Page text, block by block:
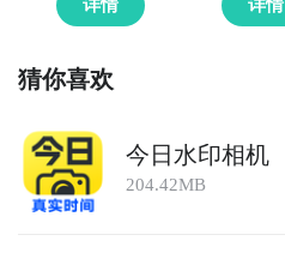
详情 详情
猜你喜欢
今日水印相机
204.42MB